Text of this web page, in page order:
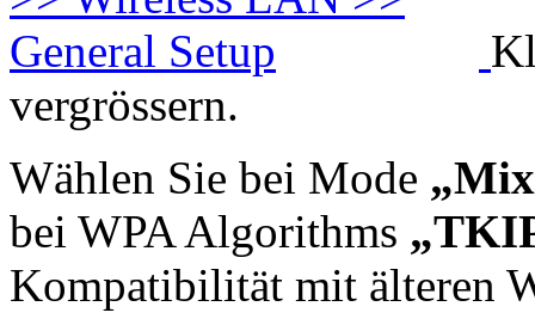
vergrössern.
Wählen Sie bei Mode
bei WPA Algorithms
Kompatibilität mit älteren